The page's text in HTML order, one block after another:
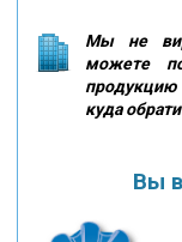
Мы не
можете
куда
Вы